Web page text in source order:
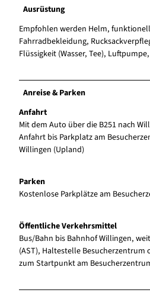
Ausrüstung
Empfohlen werden Helm,
Fahrradbekleidung,
Flüssigkeit (Wasser, Tee),
Anreise & Parken
Anfahrt
Mit dem Auto über die B251 nach
Anfahrt bis Parkplatz am
Willingen (Upland)
Parken
Kostenlose Parkplätze am
Öffentliche Verkehrsmittel
Bus/Bahn bis Bahnhof Willingen,
(AST), Haltestelle Besucherzentrum
zum Startpunkt am